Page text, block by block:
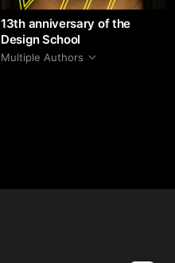
13th anniversary of the
Design School
Multiple Authors